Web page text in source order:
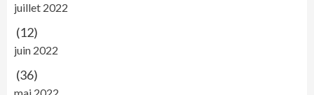
juillet 2022
(12)
juin 2022
(36)